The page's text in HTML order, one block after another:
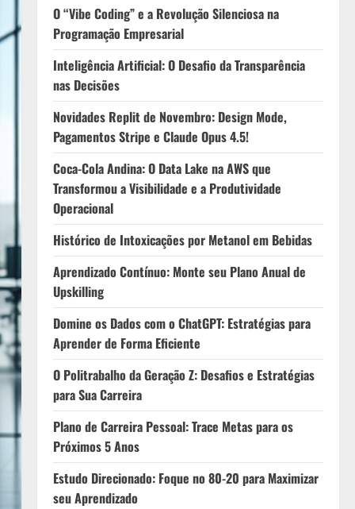
O “Vibe Coding” e a Revolução Silenciosa na
Programação Empresarial
Inteligência Artificial: O Desafio da Transparência
nas Decisões
Novidades Replit de Novembro: Design Mode,
Pagamentos Stripe e Claude Opus 4.5!
Coca-Cola Andina: O Data Lake na AWS que
Transformou a Visibilidade e a Produtividade
Operacional
Histórico de Intoxicações por Metanol em Bebidas
Aprendizado Contínuo: Monte seu Plano Anual de
Upskilling
Domine os Dados com o ChatGPT: Estratégias para
Aprender de Forma Eficiente
O Politrabalho da Geração Z: Desafios e Estratégias
para Sua Carreira
Plano de Carreira Pessoal: Trace Metas para os
Próximos 5 Anos
Estudo Direcionado: Foque no 80-20 para Maximizar
seu Aprendizado